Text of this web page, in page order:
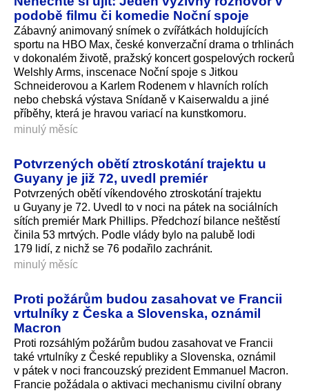
podobě filmu či komedie Noční spoje
Zábavný animovaný snímek o zvířátkách holdujících
sportu na HBO Max, české konverzační drama o trhlinách
v dokonalém životě, pražský koncert gospelových rockerů
Welshly Arms, inscenace Noční spoje s Jitkou
Schneiderovou a Karlem Rodenem v hlavních rolích
nebo chebská výstava Snídaně v Kaiserwaldu a jiné
příběhy, která je hravou variací na kunstkomoru.
minulý měsíc
Potvrzených obětí ztroskotání trajektu u
Guyany je již 72, uvedl premiér
Potvrzených obětí víkendového ztroskotání trajektu
u Guyany je 72. Uvedl to v noci na pátek na sociálních
sítích premiér Mark Phillips. Předchozí bilance neštěstí
činila 53 mrtvých. Podle vlády bylo na palubě lodi
179 lidí, z nichž se 76 podařilo zachránit.
minulý měsíc
Proti požárům budou zasahovat ve Francii
vrtulníky z Česka a Slovenska, oznámil
Macron
Proti rozsáhlým požárům budou zasahovat ve Francii
také vrtulníky z České republiky a Slovenska, oznámil
v pátek v noci francouzský prezident Emmanuel Macron.
Francie požádala o aktivaci mechanismu civilní obrany